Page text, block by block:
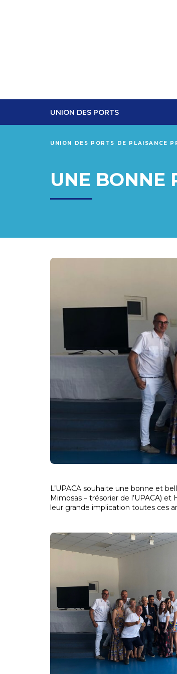
UNION DES PORTS
UNION DES PORTS DE PLAISANCE
UNE BONNE
L’UPACA souhaite une bonne et
Mimosas – trésorier de l’UPACA)
leur grande implication toutes ces